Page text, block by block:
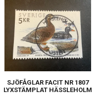
SJÖFÅGLAR FACIT NR 1807
LYXSTÄMPLAT HÄSSLEHOLM